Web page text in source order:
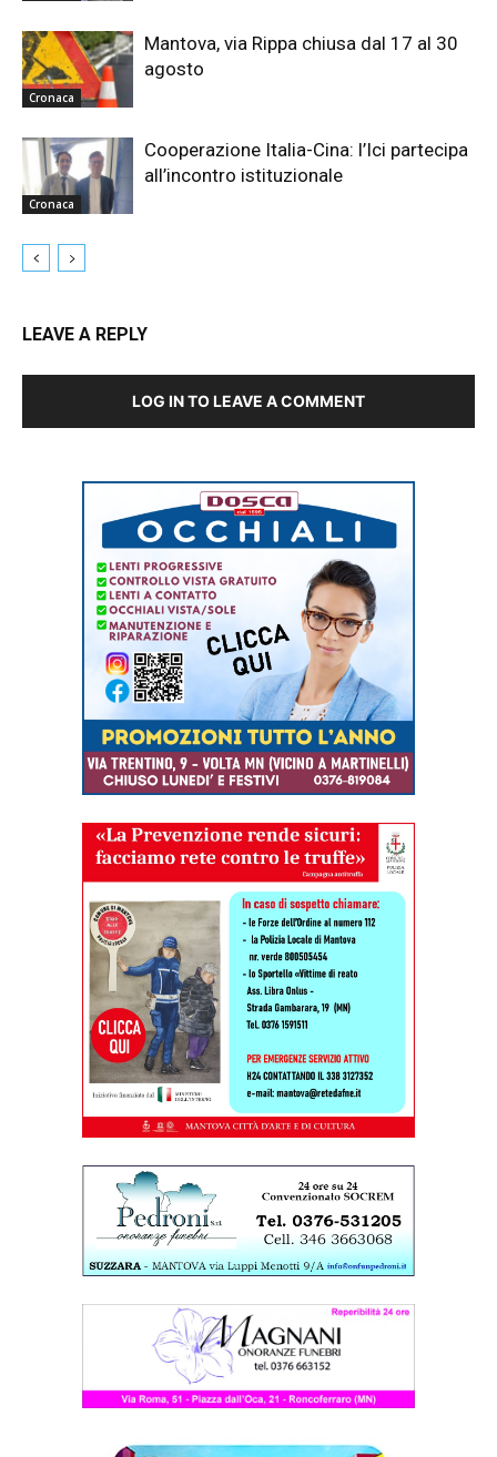
Cronaca
Mantova, via Rippa chiusa dal 17 al 30
agosto
Cronaca
Cooperazione Italia-Cina: l’Ici partecipa
all’incontro istituzionale
LEAVE A REPLY
LOG IN TO LEAVE A COMMENT